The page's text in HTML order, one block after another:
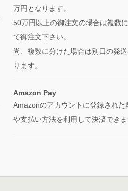
万円となります。
50万円以上の御注文の場合は複数
て御注文下さい。
尚、複数に分けた場合は別日の発
ります。
Amazon Pay
Amazonのアカウントに登録された
や支払い方法を利用して決済できま